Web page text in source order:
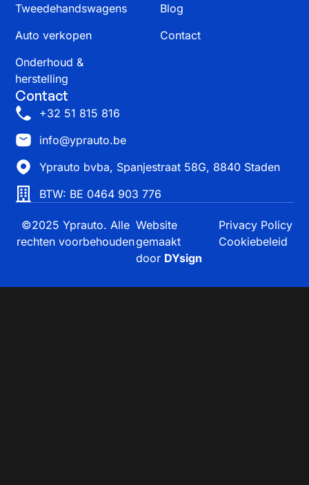
Tweedehandswagens
Auto verkopen
Onderhoud &
herstelling
Blog
Contact
Contact
+32 51 815 816
info@yprauto.be
Yprauto bvba, Spanjestraat 58G, 8840 Staden
BTW: BE 0464 903 776
©2025 Yprauto. Alle
rechten voorbehouden
Website
gemaakt
door DYsign
Privacy Policy
Cookiebeleid